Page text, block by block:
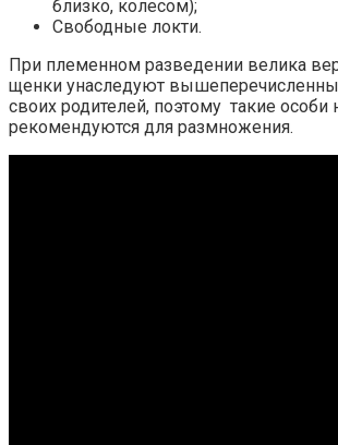
близко, колесом);
Свободные локти.
При племенном разведении велика
щенки унаследуют
своих родителей, поэтому такие особи
рекомендуются для размножения.